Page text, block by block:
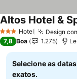
3 EstrelasHotel Design
Altos Hotel &
7,8 Boa 1.275
Selecione as
exatos.